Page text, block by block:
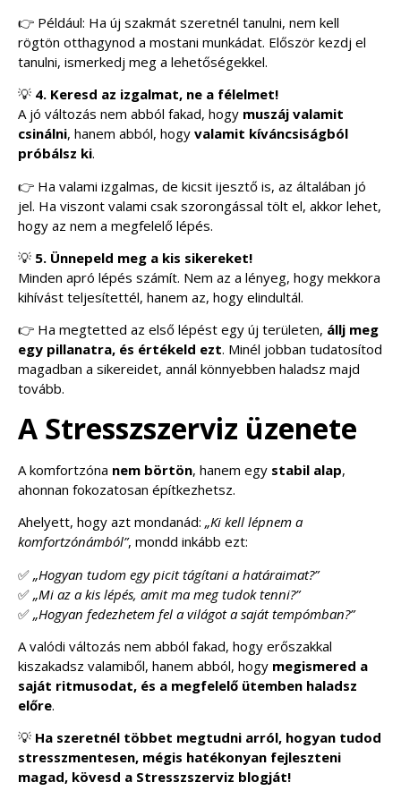
👉 Például: Ha új szakmát szeretnél tanulni, nem kell
rögtön otthagynod a mostani munkádat. Először kezdj el
tanulni, ismerkedj meg a lehetőségekkel.
💡 4. Keresd az izgalmat, ne a félelmet!
A jó változás nem abból fakad, hogy muszáj valamit
csinálni, hanem abból, hogy valamit kíváncsiságból
próbálsz ki.
👉 Ha valami izgalmas, de kicsit ijesztő is, az általában jó
jel. Ha viszont valami csak szorongással tölt el, akkor lehet,
hogy az nem a megfelelő lépés.
💡 5. Ünnepeld meg a kis sikereket!
Minden apró lépés számít. Nem az a lényeg, hogy mekkora
kihívást teljesítettél, hanem az, hogy elindultál.
👉 Ha megtetted az első lépést egy új területen, állj meg
egy pillanatra, és értékeld ezt. Minél jobban tudatosítod
magadban a sikereidet, annál könnyebben haladsz majd
tovább.
A Stresszszerviz üzenete
A komfortzóna nem börtön, hanem egy stabil alap,
ahonnan fokozatosan építkezhetsz.
Ahelyett, hogy azt mondanád: „Ki kell lépnem a
komfortzónámból”, mondd inkább ezt:
✅ „Hogyan tudom egy picit tágítani a határaimat?”
✅ „Mi az a kis lépés, amit ma meg tudok tenni?”
✅ „Hogyan fedezhetem fel a világot a saját tempómban?”
A valódi változás nem abból fakad, hogy erőszakkal
kiszakadsz valamiből, hanem abból, hogy megismered a
saját ritmusodat, és a megfelelő ütemben haladsz
előre.
💡 Ha szeretnél többet megtudni arról, hogyan tudod
stresszmentesen, mégis hatékonyan fejleszteni
magad, kövesd a Stresszszerviz blogját!